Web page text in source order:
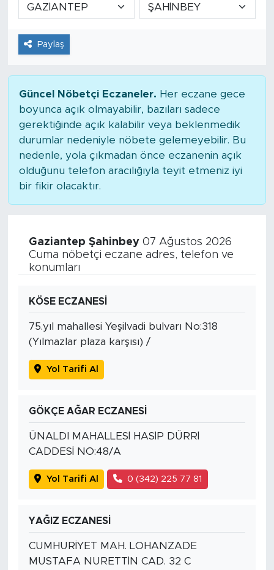
Paylaş
Güncel Nöbetçi Eczaneler. Her eczane gece
boyunca açık olmayabilir, bazıları sadece
gerektiğinde açık kalabilir veya beklenmedik
durumlar nedeniyle nöbete gelemeyebilir. Bu
nedenle, yola çıkmadan önce eczanenin açık
olduğunu telefon aracılığıyla teyit etmeniz iyi
bir fikir olacaktır.
Gaziantep Şahinbey07 Ağustos 2026
Cuma nöbetçi eczane adres, telefon ve
konumları
KÖSE ECZANESİ
75.yıl mahallesi Yeşilvadi bulvarı No:318
(Yılmazlar plaza karşısı) /
Yol Tarifi Al
GÖKÇE AĞAR ECZANESİ
ÜNALDI MAHALLESİ HASİP DÜRRİ
CADDESİ NO:48/A
Yol Tarifi Al 0 (342) 225 77 81
YAĞIZ ECZANESİ
CUMHURİYET MAH. LOHANZADE
MUSTAFA NURETTİN CAD. 32 C